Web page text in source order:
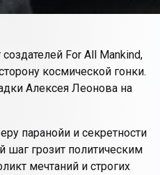
For All Mankind,
космической гонки.
Алексея Леонова на
паранойи и секретности
грозит политическим
мечтаний и строгих